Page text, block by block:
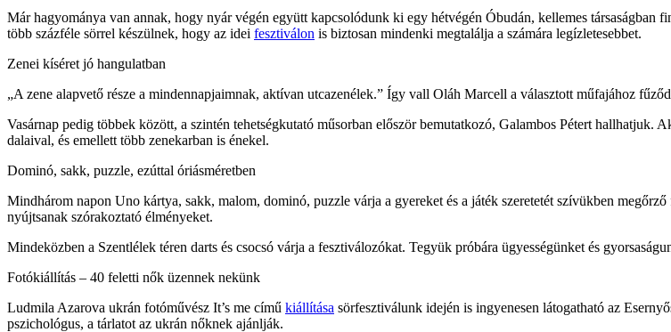
Már hagyománya van annak, hogy nyár végén együtt kapcsolódunk ki egy hétvégén Óbudán, kellemes
több százféle sörrel készülnek, hogy az idei fesztiválon is biztosan mindenki megtalálja a számára legízletesebbet.
Zenei kíséret jó hangulatban
„A zene alapvető része a mindennapjaimnak, aktívan utcazenélek.” Így vall Oláh Marcell a választott műfajához
Vasárnap pedig többek között, a szintén tehetségkutató műsorban először bemutatkozó, Galambos Pétert
dalaival, és emellett több zenekarban is énekel.
Dominó, sakk, puzzle, ezúttal óriásméretben
Mindhárom napon Uno kártya, sakk, malom, dominó, puzzle várja a gyereket és a játék szeretetét szívükben
nyújtsanak szórakoztató élményeket.
Mindeközben a Szentlélek téren darts és csocsó várja a fesztiválozókat. Tegyük próbára ügyességünket és
Fotókiállítás – 40 feletti nők üzennek nekünk
Ludmila Azarova ukrán fotóművész It’s me című kiállítása sörfesztiválunk idején is ingyenesen látogatható az
pszichológus, a tárlatot az ukrán nőknek ajánlják.